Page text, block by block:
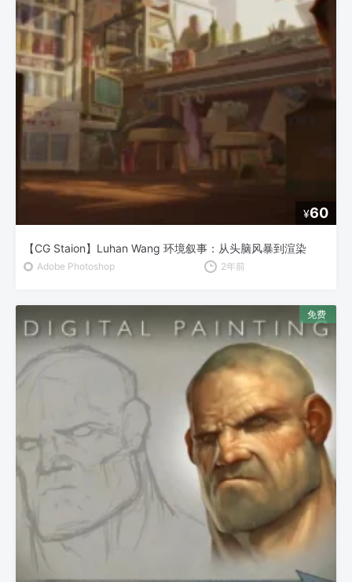
¥60
【CG Staion】Luhan Wang 环境叙事：从头脑风暴到渲染
Adobe Photoshop 2年前